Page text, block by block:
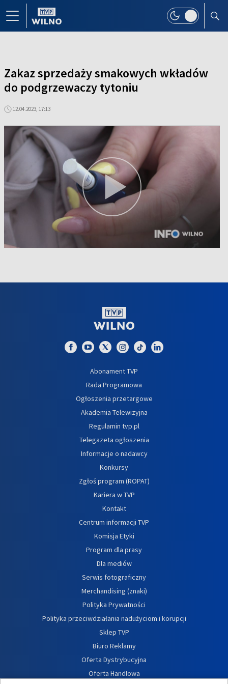
Zakaz sprzedaży smakowych wkładów
do podgrzewaczy tytoniu
12.04.2023, 17:13
Abonament TVP
Rada Programowa
Ogłoszenia przetargowe
Akademia Telewizyjna
Regulamin tvp.pl
Telegazeta ogłoszenia
Informacje o nadawcy
Konkursy
Zgłoś program (ROPAT)
Kariera w TVP
Kontakt
Centrum informacji TVP
Komisja Etyki
Program dla prasy
Dla mediów
Serwis fotograficzny
Merchandising (znaki)
Polityka Prywatności
Polityka przeciwdziałania nadużyciom i korupcji
Sklep TVP
Biuro Reklamy
Oferta Dystrybucyjna
Oferta Handlowa